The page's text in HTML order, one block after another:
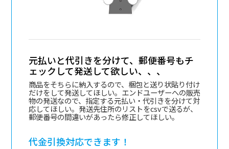
元払いと代引きを分けて、郵便番号もチ
ェックして発送して欲しい、、、
商品をそちらに納入するので、梱包と送り状貼り付け
だけをして発送してほしい。エンドユーザーへの販売
物の発送なので、指定する元払い・代引きを分けて対
応してほしい。発送先住所のリストをcsvで送るが、
郵便番号の間違いがあったら修正してほしい。
代金引換対応できます！